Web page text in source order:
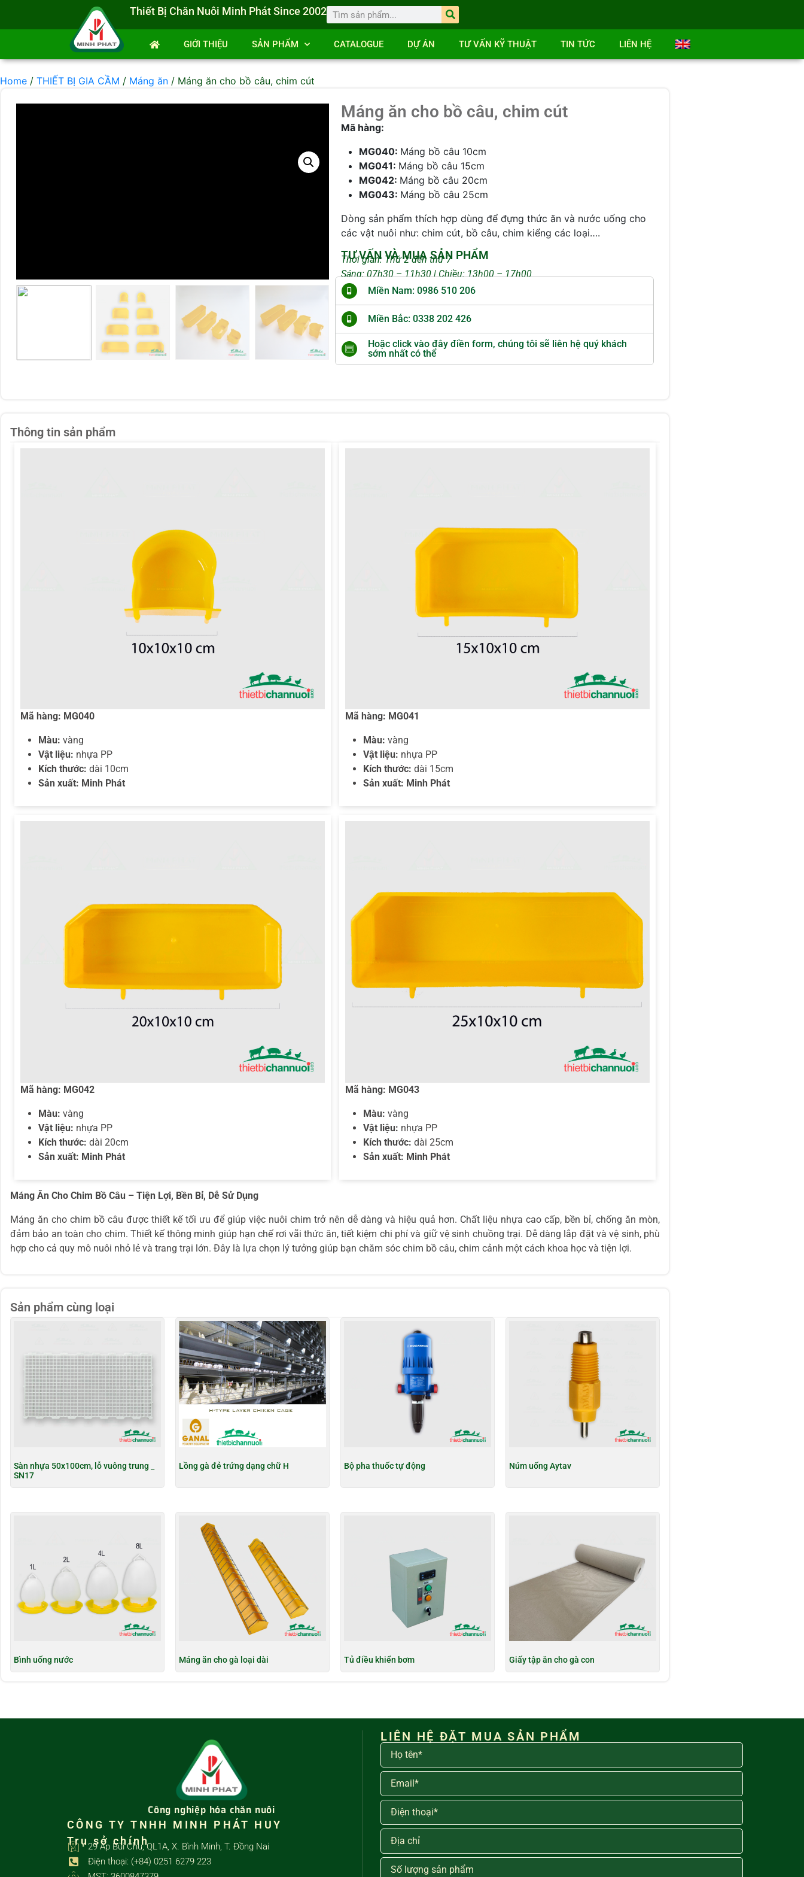
Thiết Bị Chăn Nuôi Minh Phát Since 2002
GIỚI THIỆU SẢN PHẨM CATALOGUE DỰ ÁN TƯ VẤN KỸ THUẬT TIN TỨC LIÊN HỆ
Home / THIẾT BỊ GIA CẦM / Máng ăn / Máng ăn cho bồ câu, chim cút
Máng ăn cho bồ câu, chim cút
Mã hàng:
MG040: Máng bồ câu 10cm
MG041: Máng bồ câu 15cm
MG042: Máng bồ câu 20cm
MG043: Máng bồ câu 25cm
Dòng sản phẩm thích hợp dùng để đựng thức ăn và nước uống cho
các vật nuôi như: chim cút, bồ câu, chim kiểng các loại….
TƯ VẤN VÀ MUA SẢN PHẨM
Thời gian: Thứ 2 đến thứ 7
Sáng: 07h30 – 11h30 | Chiều: 13h00 – 17h00
Miền Nam: 0986 510 206
Miền Bắc: 0338 202 426
Hoặc click vào đây điền form, chúng tôi sẽ liên hệ quý khách
sớm nhất có thể
Thông tin sản phẩm
Mã hàng: MG040
Màu: vàng
Vật liệu: nhựa PP
Kích thước: dài 10cm
Sản xuất: Minh Phát
Mã hàng: MG041
Màu: vàng
Vật liệu: nhựa PP
Kích thước: dài 15cm
Sản xuất: Minh Phát
Mã hàng: MG042
Màu: vàng
Vật liệu: nhựa PP
Kích thước: dài 20cm
Sản xuất: Minh Phát
Mã hàng: MG043
Màu: vàng
Vật liệu: nhựa PP
Kích thước: dài 25cm
Sản xuất: Minh Phát
Máng Ăn Cho Chim Bồ Câu – Tiện Lợi, Bền Bỉ, Dễ Sử Dụng
Máng ăn cho chim bồ câu được thiết kế tối ưu để giúp việc nuôi chim trở nên dễ dàng và hiệu quả hơn. Chất liệu nhựa cao cấp, bền bỉ, chống ăn mòn,
đảm bảo an toàn cho chim. Thiết kế thông minh giúp hạn chế rơi vãi thức ăn, tiết kiệm chi phí và giữ vệ sinh chuồng trại. Dễ dàng lắp đặt và vệ sinh, phù
hợp cho cả quy mô nuôi nhỏ lẻ và trang trại lớn. Đây là lựa chọn lý tưởng giúp bạn chăm sóc chim bồ câu, chim cảnh một cách khoa học và tiện lợi.
Sản phẩm cùng loại
Sàn nhựa 50x100cm, lỗ vuông trung _
SN17
Lồng gà đẻ trứng dạng chữ H Bộ pha thuốc tự động Núm uống Aytav
Bình uống nước Máng ăn cho gà loại dài Tủ điều khiển bơm Giấy tập ăn cho gà con
Công nghiệp hóa chăn nuôi
CÔNG TY TNHH MINH PHÁT HUY
Trụ sở chính
29 Ấp Bùi Chu, QL1A, X. Bình Minh, T. Đồng Nai
Điện thoại: (+84) 0251 6279 223
LIÊN HỆ ĐẶT MUA SẢN PHẨM